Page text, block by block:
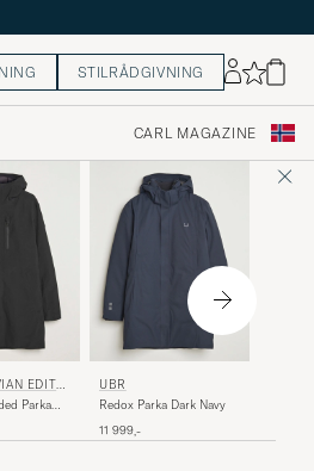
STILRÅDGIVNING
CARL MAGAZINE
EDITIO
Parka
UBR
Redox Parka Dark Navy
11 999,-